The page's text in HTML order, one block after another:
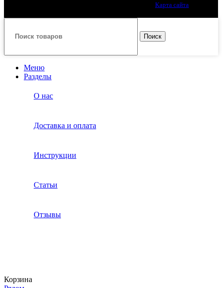
Карта сайта
Поиск
Меню
Разделы
О нас
Доставка и оплата
Инструкции
Статьи
Отзывы
Корзина